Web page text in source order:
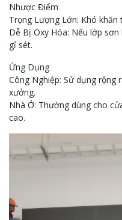
Nhược Điểm
Trọng Lượng Lớn: Khó
Dễ Bị Oxy Hóa: Nếu lớp
gỉ sét.
Ứng Dụng
Công Nghiệp: Sử dụng rộng
xưởng.
Nhà Ở: Thường dùng cho
cao.